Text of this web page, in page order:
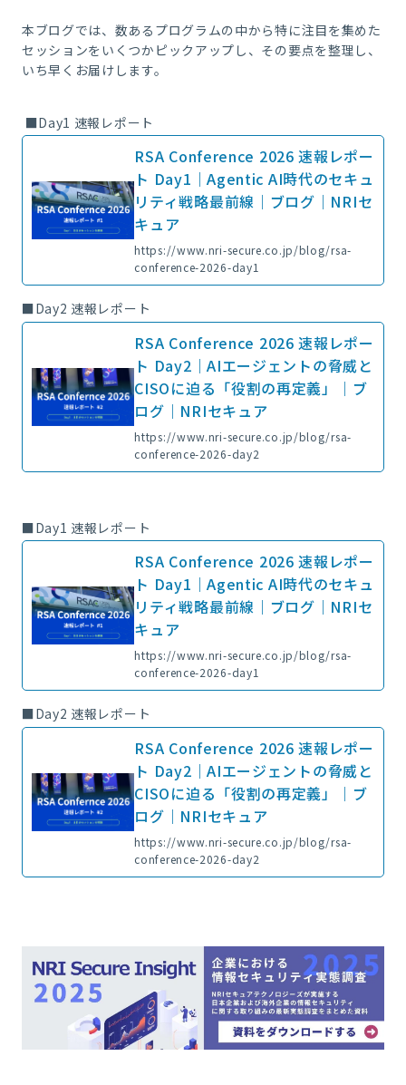
本ブログでは、数あるプログラムの中から特に注目を集めた
セッションをいくつかピックアップし、その要点を整理し、
いち早くお届けします。
■Day1 速報レポート
RSA Conference 2026 速報レポー
ト Day1｜Agentic AI時代のセキュ
リティ戦略最前線｜ブログ｜NRIセ
キュア
https://www.nri-secure.co.jp/blog/rsa-
conference-2026-day1
■Day2 速報レポート
RSA Conference 2026 速報レポー
ト Day2｜AIエージェントの脅威と
CISOに迫る「役割の再定義」｜ブ
ログ｜NRIセキュア
https://www.nri-secure.co.jp/blog/rsa-
conference-2026-day2
■Day1 速報レポート
RSA Conference 2026 速報レポー
ト Day1｜Agentic AI時代のセキュ
リティ戦略最前線｜ブログ｜NRIセ
キュア
https://www.nri-secure.co.jp/blog/rsa-
conference-2026-day1
■Day2 速報レポート
RSA Conference 2026 速報レポー
ト Day2｜AIエージェントの脅威と
CISOに迫る「役割の再定義」｜ブ
ログ｜NRIセキュア
https://www.nri-secure.co.jp/blog/rsa-
conference-2026-day2